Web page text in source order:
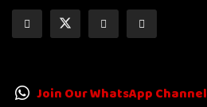
Join Our WhatsApp Channel